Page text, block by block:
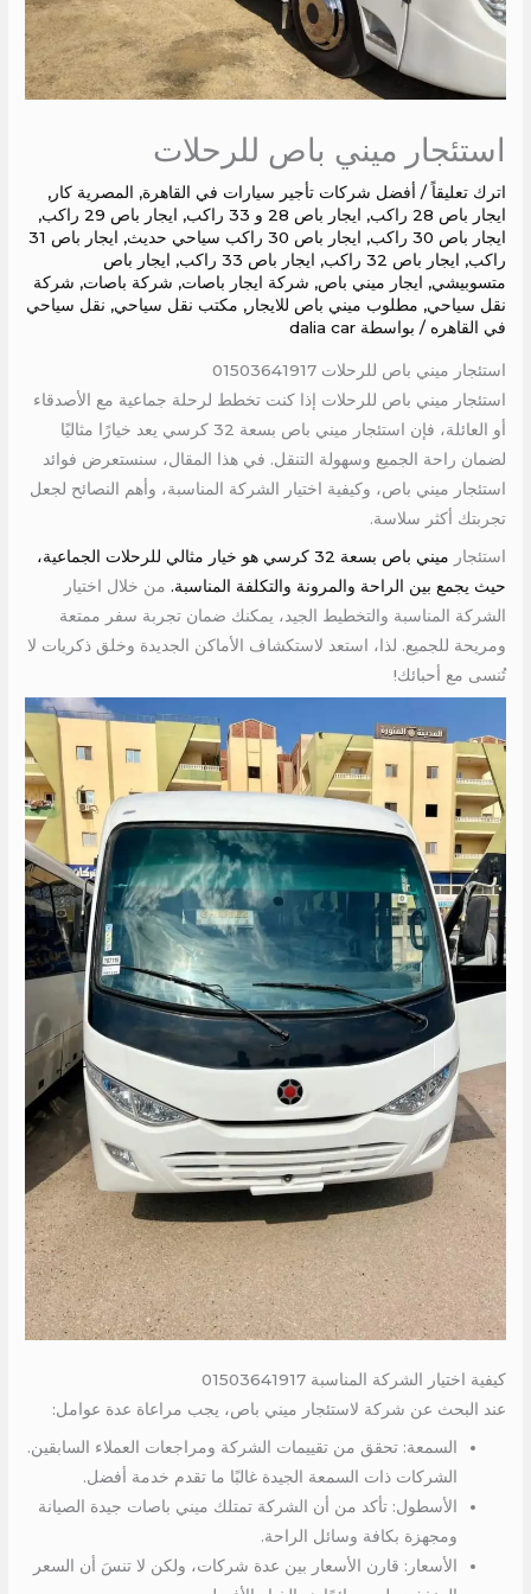
استئجار ميني باص للرحلات
اترك تعليقاً / أفضل شركات تأجير سيارات في القاهرة, المصرية كار,
ايجار باص 28 راكب
, ايجار باص 28 و 33 راكب , ايجار باص 29 راكب
,
ايجار باص 30 راكب
, ايجار باص 30 راكب سياحي حديث ,
ايجار باص 31
راكب, ايجار باص 32 راكب , ايجار باص 33 راكب , ايجار باص
متسوبيشي, ايجار ميني باص, شركة ايجار باصات, شركة باصات, شركة
نقل سياحي, مطلوب ميني باص للايجار, مكتب نقل سياحي, نقل سياحي
في القاهره / بواسطة dalia car
استئجار ميني باص للرحلات 01503641917
استئجار ميني باص للرحلات إذا كنت تخطط لرحلة جماعية مع الأصدقاء
أو العائلة، فإن استئجار ميني باص بسعة 32 كرسي يعد خيارًا مثاليًا
لضمان راحة الجميع وسهولة التنقل. في هذا المقال، سنستعرض فوائد
استئجار ميني باص، وكيفية اختيار الشركة المناسبة، وأهم النصائح لجعل
تجربتك أكثر سلاسة.
استئجار
ميني باص بسعة 32 كرسي هو خيار مثالي للرحلات الجماعية،
حيث يجمع بين الراحة والمرونة والتكلفة المناسبة. من خلال اختيار
الشركة المناسبة والتخطيط الجيد، يمكنك ضمان تجربة سفر ممتعة
ومريحة للجميع. لذا، استعد لاستكشاف الأماكن الجديدة وخلق ذكريات لا
تُنسى مع أحبائك!
كيفية اختيار الشركة المناسبة 01503641917
عند البحث عن شركة لاستئجار ميني باص، يجب مراعاة عدة عوامل:
السمعة: تحقق من تقييمات الشركة ومراجعات العملاء السابقين.
الشركات ذات السمعة الجيدة غالبًا ما تقدم خدمة أفضل.
الأسطول: تأكد من أن الشركة تمتلك ميني باصات جيدة الصيانة
ومجهزة بكافة وسائل الراحة.
الأسعار: قارن الأسعار بين عدة شركات، ولكن لا تنسَ أن السعر